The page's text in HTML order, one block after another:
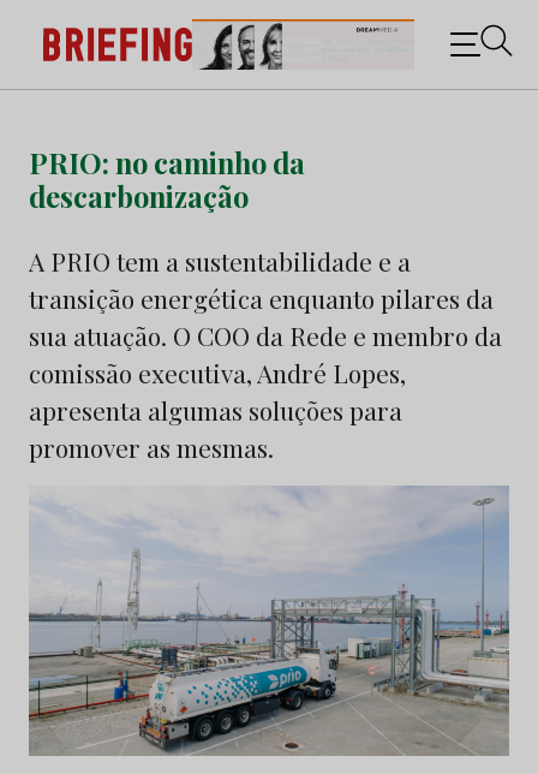
content
Briefing: Todas as notícias sobre os negócios do
Marketing e da Publicidade
PRIO: no caminho da
descarbonização
A PRIO tem a sustentabilidade e a
transição energética enquanto pilares da
sua atuação. O COO da Rede e membro da
comissão executiva, André Lopes,
apresenta algumas soluções para
promover as mesmas.